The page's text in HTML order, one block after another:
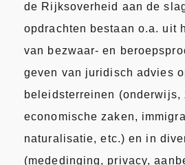
de Rijksoverheid aan de
opdrachten bestaan o.a. uit
van bezwaar- en
geven van juridisch advies
beleidsterreinen (onderwijs,
economische zaken,
naturalisatie, etc.) en in
(mededinging, privacy,